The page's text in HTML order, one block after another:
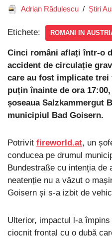
Adrian Rădulescu Știri
Etichete: ROMANI IN
Cinci români aflați într-o
accident de circulație
care au fost implicate trei
puțin înainte de ora
șoseaua Salzkammergut
municipiul Bad Goisern.
Potrivit fireworld.at, un
conducea pe drumul
Bundestraße cu intenția de
neatenție nu a văzut o
Goisern și s-a izbit de
Ulterior, impactul l-a
ciocnit frontal cu o dubă